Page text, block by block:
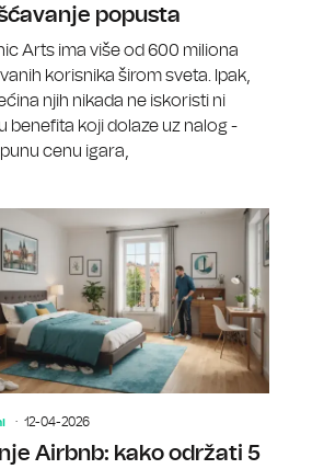
popusta
Arts ima više od 600 miliona
korisnika širom sveta. Ipak,
njih nikada ne iskoristi ni
benefita koji dolaze uz nalog -
cenu igara,
12-04-2026
Airbnb: kako održati 5